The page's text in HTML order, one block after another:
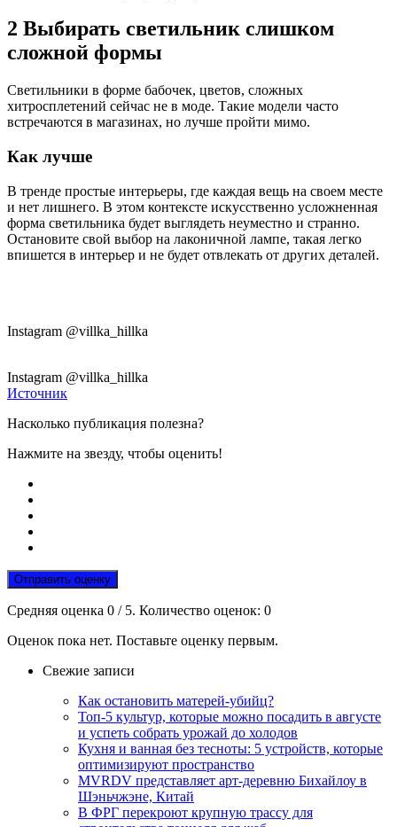
2 Выбирать светильник слишком
сложной формы
Светильники в форме бабочек, цветов, сложных
хитросплетений сейчас не в моде. Такие модели часто
встречаются в магазинах, но лучше пройти мимо.
Как лучше
В тренде простые интерьеры, где каждая вещь на своем месте
и нет лишнего. В этом контексте искусственно усложненная
форма светильника будет выглядеть неуместно и странно.
Остановите свой выбор на лаконичной лампе, такая легко
впишется в интерьер и не будет отвлекать от других деталей.
Instagram @villka_hillka
Instagram @villka_hillka
Источник
Насколько публикация полезна?
Нажмите на звезду, чтобы оценить!
Отправить оценку
Средняя оценка 0 / 5. Количество оценок: 0
Оценок пока нет. Поставьте оценку первым.
Свежие записи
Как остановить матерей-убийц?
Топ-5 культур, которые можно посадить в августе
и успеть собрать урожай до холодов
Кухня и ванная без тесноты: 5 устройств, которые
оптимизируют пространство
MVRDV представляет арт-деревню Бихайлоу в
Шэньчжэне, Китай
В ФРГ перекроют крупную трассу для